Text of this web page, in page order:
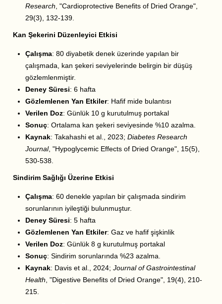
Research, "Cardioprotective Benefits of Dried Orange",
29(3), 132-139.
Kan Şekerini Düzenleyici Etkisi
Çalışma: 80 diyabetik denek üzerinde yapılan bir
çalışmada, kan şekeri seviyelerinde belirgin bir düşüş
gözlemlenmiştir.
Deney Süresi: 6 hafta
Gözlemlenen Yan Etkiler: Hafif mide bulantısı
Verilen Doz: Günlük 10 g kurutulmuş portakal
Sonuç: Ortalama kan şekeri seviyesinde %10 azalma.
Kaynak: Takahashi et al., 2023; Diabetes Research
Journal, "Hypoglycemic Effects of Dried Orange", 15(5),
530-538.
Sindirim Sağlığı Üzerine Etkisi
Çalışma: 60 denekle yapılan bir çalışmada sindirim
sorunlarının iyileştiği bulunmuştur.
Deney Süresi: 5 hafta
Gözlemlenen Yan Etkiler: Gaz ve hafif şişkinlik
Verilen Doz: Günlük 8 g kurutulmuş portakal
Sonuç: Sindirim sorunlarında %23 azalma.
Kaynak: Davis et al., 2024; Journal of Gastrointestinal
Health, "Digestive Benefits of Dried Orange", 19(4), 210-
215.